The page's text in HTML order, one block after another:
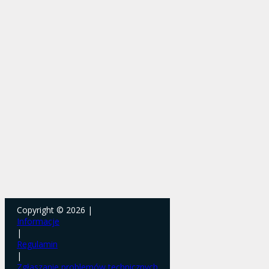
Copyright © 2026 |
Informacje
|
Regulamin
|